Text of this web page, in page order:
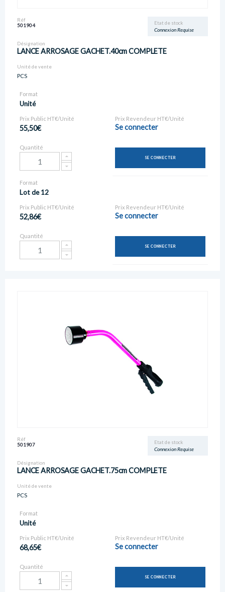
Etat de stock
Connexion Requise
Réf
501904
Désignation
LANCE ARROSAGE GACHET.40cm COMPLETE
Unité de vente
PCS
Format
Unité
Prix Public HT€/Unité
55,50€
Prix Revendeur HT€/Unité
Se connecter
Quantité
SE CONNECTER
Format
Lot de 12
Prix Public HT€/Unité
52,86€
Prix Revendeur HT€/Unité
Se connecter
Quantité
SE CONNECTER
Etat de stock
Connexion Requise
Réf
501907
Désignation
LANCE ARROSAGE GACHET.75cm COMPLETE
Unité de vente
PCS
Format
Unité
Prix Public HT€/Unité
68,65€
Prix Revendeur HT€/Unité
Se connecter
Quantité
SE CONNECTER